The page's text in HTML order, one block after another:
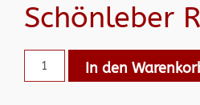
Schönleber
In den